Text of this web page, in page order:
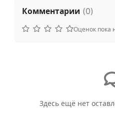
Комментарии (0)
Оценок пока
Здесь ещё нет